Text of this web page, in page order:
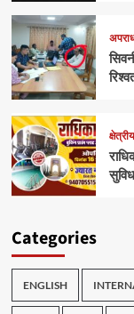
क्षेत्रीय
Categories
ENGLISH